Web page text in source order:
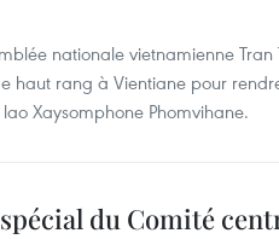
nationale vietnamienne
haut rang à Vientiane pour
Xaysomphone Phomvihane.
du Comité